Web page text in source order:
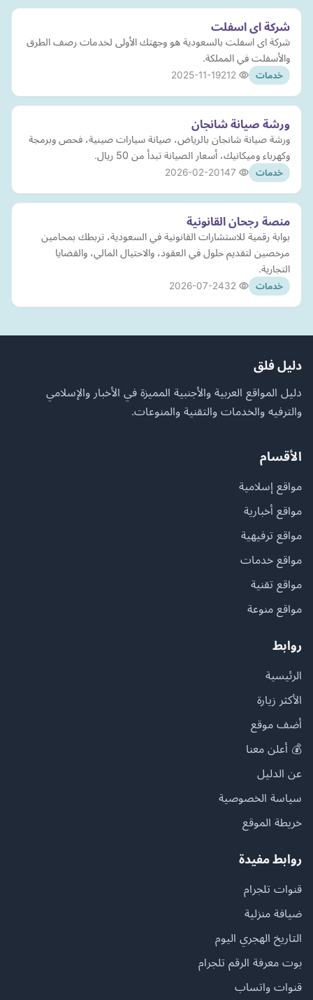
شركة اى اسفلت
شركة اى اسفلت بالسعودية هو وجهتك الأولى لخدمات رصف الطرق
والأسفلت في المملكة.
خدمات 2025-11-19
ورشة صيانة شانجان
ورشة صيانة شانجان بالرياض، صيانة سيارات صينية، فحص وبرمجة
وكهرباء وميكانيك، أسعار الصيانة تبدأ من 50 ريال.
خدمات 2026-02-20
منصة رجحان القانونية
بوابة رقمية للاستشارات القانونية في السعودية، تربطك بمحامين
مرخصين لتقديم حلول في العقود، والاحتيال المالي، والقضايا
التجارية.
خدمات 2026-07-24
دليل فلق
دليل المواقع العربية والأجنبية المميزة في الأخبار والإسلامي
والترفيه والخدمات والتقنية والمنوعات.
الأقسام
مواقع إسلامية
مواقع أخبارية
مواقع ترفيهية
مواقع خدمات
مواقع تقنية
مواقع منوعة
روابط
الرئيسية
الأكثر زيارة
أضف موقع
💰 أعلن معنا
عن الدليل
سياسة الخصوصية
خريطة الموقع
روابط مفيدة
قنوات تلجرام
ضيافة منزلية
التاريخ الهجري اليوم
بوت معرفة الرقم تلجرام
قنوات واتساب